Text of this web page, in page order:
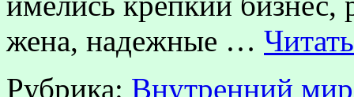
жена, надежные …
Рубрика: Внутренний мир